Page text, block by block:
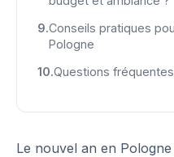
Conseils pratiques
Pologne
Questions fréquentes
Le nouvel an en